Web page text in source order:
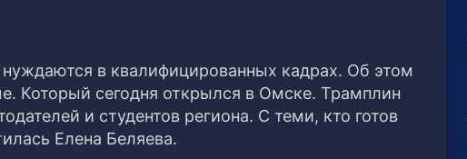
в квалифицированных кадрах. Об этом
Который сегодня открылся в Омске. Трамплин
и студентов региона. С теми, кто готов
Елена Беляева.